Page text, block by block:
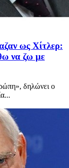
ως Χίτλερ:
να ζω με
δηλώνει ο